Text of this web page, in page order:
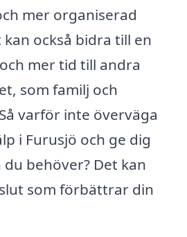
mer organiserad
också bidra till en
mer tid till andra
som familj och
varför inte överväga
i Furusjö och ge dig
behöver? Det kan
som förbättrar din